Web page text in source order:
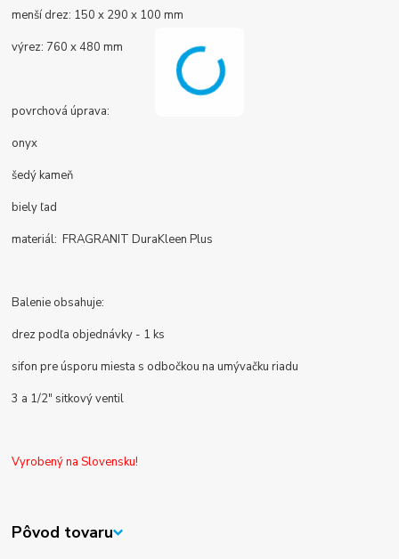
menší drez: 150 x 290 x 100 mm
výrez: 760 x 480 mm
povrchová úprava:
onyx
šedý kameň
biely ľad
materiál: FRAGRANIT DuraKleen Plus
Balenie obsahuje:
drez podľa objednávky - 1 ks
sifon pre úsporu miesta s odbočkou na umývačku riadu
3 a 1/2" sitkový ventil
Vyrobený na Slovensku!
Pôvod tovaru